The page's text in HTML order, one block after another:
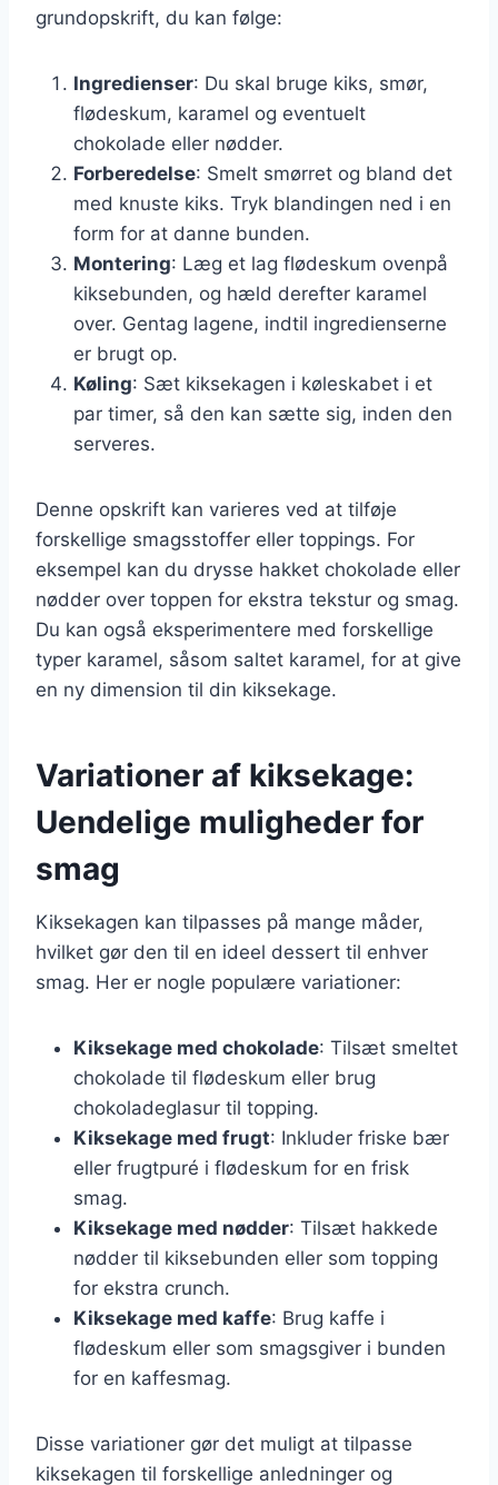
grundopskrift, du kan følge:
Ingredienser: Du skal bruge kiks, smør,
flødeskum, karamel og eventuelt
chokolade eller nødder.
Forberedelse: Smelt smørret og bland det
med knuste kiks. Tryk blandingen ned i en
form for at danne bunden.
Montering: Læg et lag flødeskum ovenpå
kiksebunden, og hæld derefter karamel
over. Gentag lagene, indtil ingredienserne
er brugt op.
Køling: Sæt kiksekagen i køleskabet i et
par timer, så den kan sætte sig, inden den
serveres.
Denne opskrift kan varieres ved at tilføje
forskellige smagsstoffer eller toppings. For
eksempel kan du drysse hakket chokolade eller
nødder over toppen for ekstra tekstur og smag.
Du kan også eksperimentere med forskellige
typer karamel, såsom saltet karamel, for at give
en ny dimension til din kiksekage.
Variationer af kiksekage:
Uendelige muligheder for
smag
Kiksekagen kan tilpasses på mange måder,
hvilket gør den til en ideel dessert til enhver
smag. Her er nogle populære variationer:
Kiksekage med chokolade: Tilsæt smeltet
chokolade til flødeskum eller brug
chokoladeglasur til topping.
Kiksekage med frugt: Inkluder friske bær
eller frugtpuré i flødeskum for en frisk
smag.
Kiksekage med nødder: Tilsæt hakkede
nødder til kiksebunden eller som topping
for ekstra crunch.
Kiksekage med kaffe: Brug kaffe i
flødeskum eller som smagsgiver i bunden
for en kaffesmag.
Disse variationer gør det muligt at tilpasse
kiksekagen til forskellige anledninger og